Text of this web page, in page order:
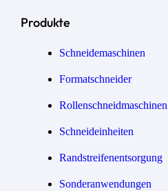
Produkte
Schneidemaschinen
Formatschneider
Rollenschneidmaschinen
Schneideinheiten
Randstreifen­entsorgung
Sonder­anwendungen